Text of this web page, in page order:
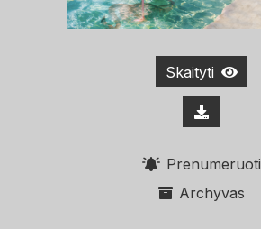
Skaityti
Prenumeruoti
Archyvas